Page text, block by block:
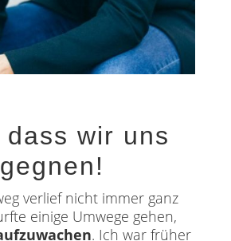
dass wir uns
verlief nicht immer ganz
einige Umwege gehen,
. Ich war früher